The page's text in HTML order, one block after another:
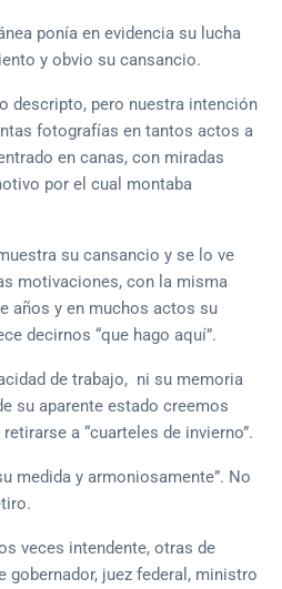
ponía en evidencia su lucha
y obvio su cansancio.
descripto, pero nuestra intención
fotografías en tantos actos a
en canas, con miradas
por el cual montaba
su cansancio y se lo ve
motivaciones, con la misma
años y en muchos actos su
decirnos “que hago aquí”.
de trabajo, ni su memoria
su aparente estado creemos
a “cuarteles de invierno”.
medida y armoniosamente”. No
veces intendente, otras de
gobernador, juez federal, ministro